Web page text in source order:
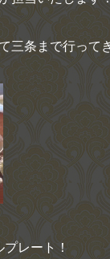
三条まで行って
プレート！